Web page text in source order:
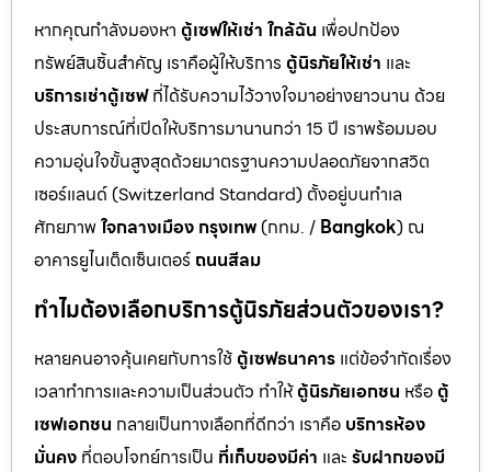
หากคุณกำลังมองหา ตู้เซฟให้เช่า ใกล้ฉัน เพื่อปกป้อง
ทรัพย์สินชิ้นสำคัญ เราคือผู้ให้บริการ ตู้นิรภัยให้เช่า และ
บริการเช่าตู้เซฟที่ได้รับความไว้วางใจมาอย่างยาวนาน ด้วย
ประสบการณ์ที่เปิดให้บริการมานานกว่า 15 ปี เราพร้อมมอบ
ความอุ่นใจขั้นสูงสุดด้วยมาตรฐานความปลอดภัยจากสวิต
เซอร์แลนด์ (Switzerland Standard) ตั้งอยู่บนทำเล
ศักยภาพใจกลางเมือง กรุงเทพ(กทม. / Bangkok) ณ
อาคารยูไนเต็ดเซ็นเตอร์ ถนนสีลม
ทำไมต้องเลือกบริการตู้นิรภัยส่วนตัวของเรา?
หลายคนอาจคุ้นเคยกับการใช้ ตู้เซฟธนาคาร แต่ข้อจำกัดเรื่อง
เวลาทำการและความเป็นส่วนตัว ทำให้ตู้นิรภัยเอกชน หรือ ตู้
เซฟเอกชน กลายเป็นทางเลือกที่ดีกว่า เราคือ บริการห้อง
มั่นคง ที่ตอบโจทย์การเป็น ที่เก็บของมีค่า และ รับฝากของมี